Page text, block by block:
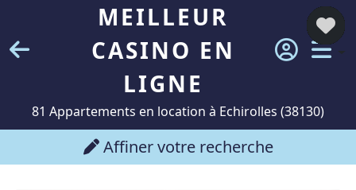
MEILLEUR
CASINO EN
LIGNE
81 Appartements en location à Echirolles (38130)
Affiner votre recherche